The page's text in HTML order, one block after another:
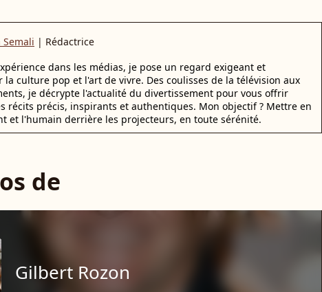
Semali | Rédactrice
dans les médias, je pose un regard exigeant et
la culture pop et l'art de vivre. Des coulisses de la télévision aux
je décrypte l'actualité du divertissement pour vous offrir
récits précis, inspirants et authentiques. Mon objectif ? Mettre en
et l'humain derrière les projecteurs, en toute sérénité.
de
Gilbert Rozon